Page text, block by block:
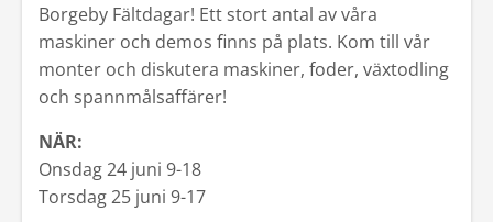
Borgeby Fältdagar! Ett stort antal av våra
maskiner och demos finns på plats. Kom till vår
monter och diskutera maskiner, foder, växtodling
och spannmålsaffärer!
NÄR:
Onsdag 24 juni 9-18
Torsdag 25 juni 9-17
Kampanjer
Karriär